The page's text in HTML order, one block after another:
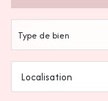
Du neuf
Type de bien
Localisation